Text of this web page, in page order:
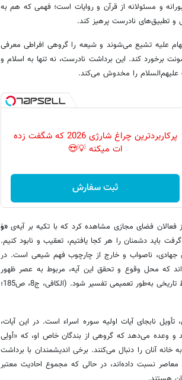
و مسئولانه از قرآن و روایات است؛ فهمی که هم به
و تطبیق‌های نادرست پرهیز کند.
علیه تشیع می‌شوند و شیعه را گروهی افراطی معرفی
برخورد کند. این برداشت نادرست، نه تنها به اسلام و
را مخدوش می‌کند.
پرکاربردترین چراغ شارژی 2026 که شگفت زده
ات میکنه 💡😍
ثبت سفارش
فعالان فضای مجازی مشاهده کرد که با تکیه بر آیه‌ی «وَ
باید دشمنان را هر کجا یافتیم، تعقیب و نابود کنیم.
جهادی، ناصواب و خارج از چارچوب فهم شیعی است. در
که محل وقوع و تحقق این آیه، مربوط به عصر ظهور
امام زمان علیه‌السلام است و نباید خارج از آن زمان و شرایط تاریخی به‌طور تعمیمی تفسیر شود. (الکافی، ج8، ص185؛
نابجای آیات اولیه سوره اسراء است. در این آیات،
و وعده می‌دهد که گروهی از بندگان خاص او، که «أولِی
آنان را دنبال می‌کنند. برخی اندیشمندان با برداشت
معاصر نسبت داده‌اند، در حالی که مجموع احادیث معتبر